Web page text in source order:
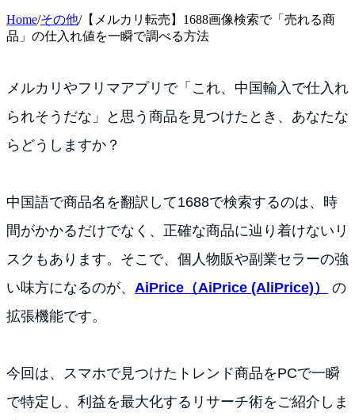
Home/その他/【メルカリ転売】1688画像検索で「売れる商
品」の仕入れ値を一瞬で調べる方法
メルカリやフリマアプリで「これ、中国輸入で仕入れ
られそうだな」と思う商品を見つけたとき、あなたな
らどうしますか？
中国語で商品名を翻訳して1688で検索するのは、時
間がかかるだけでなく、正確な商品に辿り着けないリ
スクもあります。そこで、個人物販や副業セラーの強
い味方になるのが、 AiPrice（AiPrice (AliPrice)）
の
拡張機能です。
今回は、スマホで見つけたトレンド商品をPCで一瞬
で特定し、利益を最大化するリサーチ術をご紹介しま